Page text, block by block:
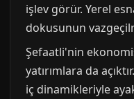
işlev görür. Yerel
dokusunun
Şefaatli'nin
yatırımlara da
iç dinamikleriyle